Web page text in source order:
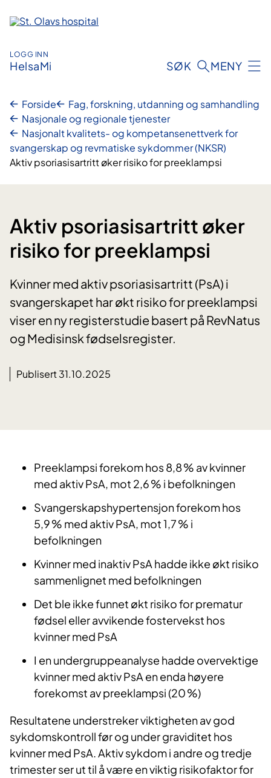
innhold
LOGG INN
HelsaMi SØK MENY
Forside
Fag, forskning, utdanning og samhandling
Nasjonale og regionale tjenester
Nasjonalt kvalitets- og kompetansenettverk for
svangerskap og revmatiske sykdommer (NKSR)
Aktiv psoriasisartritt øker risiko for preeklampsi
Aktiv psoriasisartritt øker
risiko for preeklampsi
Kvinner med aktiv psoriasisartritt (PsA) i
svangerskapet har økt risiko for preeklampsi
viser en ny registerstudie basert på RevNatus
og Medisinsk fødselsregister.
Publisert 31.10.2025
Preeklampsi forekom hos 8,8 % av kvinner
med aktiv PsA, mot 2,6 % i befolkningen
Svangerskapshypertensjon forekom hos
5,9 % med aktiv PsA, mot 1,7 % i
befolkningen
Kvinner med inaktiv PsA hadde ikke økt risiko
sammenlignet med befolkningen
Det ble ikke funnet økt risiko for prematur
fødsel eller avvikende fostervekst hos
kvinner med PsA
I en undergruppeanalyse hadde overvektige
kvinner med aktiv PsA en enda høyere
forekomst av preeklampsi (20 %)
Resultatene understreker viktigheten av god
sykdomskontroll før og under graviditet hos
kvinner med PsA. Aktiv sykdom i andre og tredje
trimester ser ut til å være en viktig risikofaktor for